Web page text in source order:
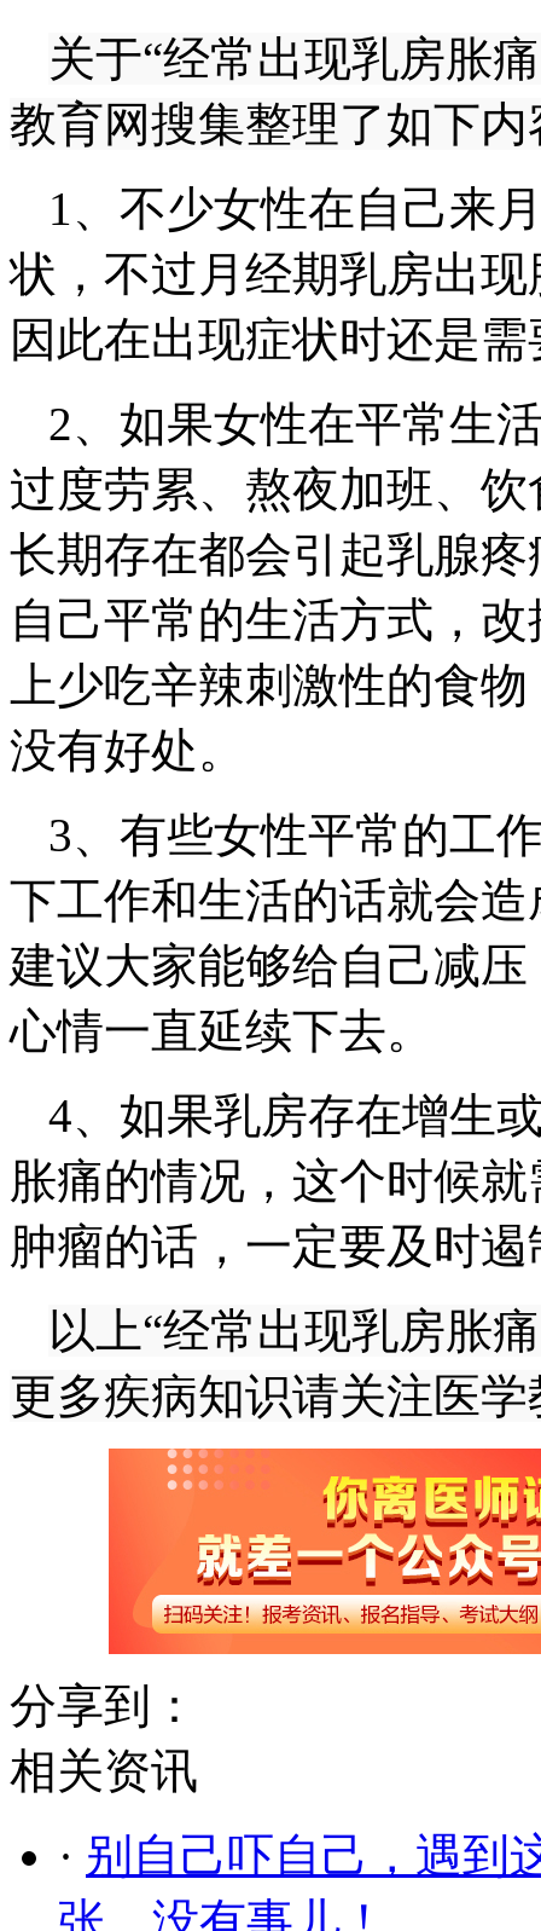
关于“经常出现乳房胀
教育网搜集整理了如下
1、不少女性在自己来
状，不过月经期乳房出
因此在出现症状时还是
2、如果女性在平常生
过度劳累、熬夜加班、
长期存在都会引起乳腺
自己平常的生活方式，
上少吃辛辣刺激性的食
没有好处。
3、有些女性平常的工
下工作和生活的话就会
建议大家能够给自己减
心情一直延续下去。
4、如果乳房存在增生
胀痛的情况，这个时候
肿瘤的话，一定要及时
以上“经常出现乳房胀
更多疾病知识请关注医
分享到：
相关资讯
· 别自己吓自己，遇到
张，没有事儿！